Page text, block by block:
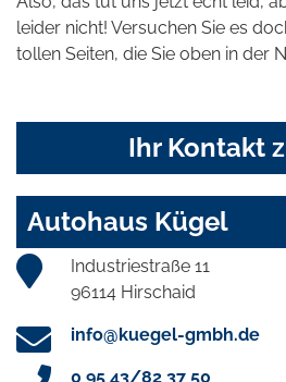
leider nicht! Versuchen Sie es
tollen Seiten, die Sie oben in der
Ihr Kontakt
Autohaus Kügel
Industriestraße 11
96114 Hirschaid
info@kuegel-gmbh.de
0 95 43/82 37 50